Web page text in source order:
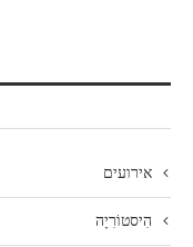
אירועים
הִיסטוֹרִיָה